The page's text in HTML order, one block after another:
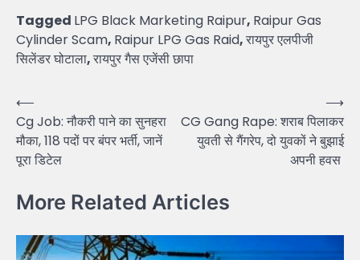
Tagged LPG Black Marketing Raipur, Raipur Gas
Cylinder Scam, Raipur LPG Gas Raid,रायपुर एलपीजी
सिलेंडर घोटाला,रायपुर गैस एजेंसी छापा
Post
navigation
⟵
Cg Job: नौकरी पाने का सुनहरा
मौका, 118 पदों पर बंपर भर्ती, जानें
पूरा डिटेल
CG Gang Rape: शराब पिलाकर
युवती से गैंगरेप, दो युवकों ने बुझाई
अपनी हवस
⟶
More Related Articles